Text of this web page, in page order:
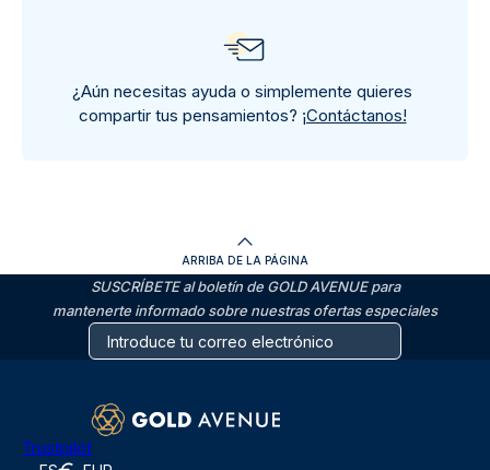
¿Aún necesitas ayuda o simplemente quieres
compartir tus pensamientos? ¡Contáctanos!
ARRIBA DE LA PÁGINA
SUSCRÍBETE al boletín de GOLD AVENUE para
mantenerte informado sobre nuestras ofertas especiales
Trustpilot